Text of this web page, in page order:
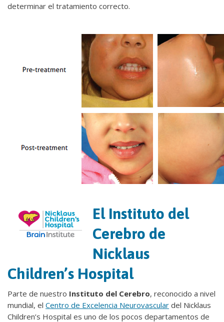
determinar el tratamiento correcto.
El Instituto del
Cerebro de
Nicklaus
Children’s Hospital
Parte de nuestro Instituto del Cerebro, reconocido a nivel
mundial, el Centro de Excelencia Neurovascular del Nicklaus
Children’s Hospital es uno de los pocos departamentos de